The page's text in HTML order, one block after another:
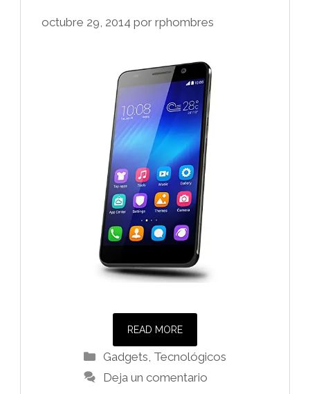
octubre 29, 2014 por rphombres
READ MORE
Categorías
Gadgets Tecnológicos
Deja un comentario